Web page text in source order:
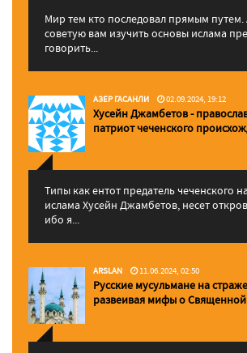
Мир тем кто последовал прямым путем.
советую вам изучить основы ислама
говорить...
АЗЕР ГАСАНЛИ 02.09.2024, 19:12
Хусейн Джамбетов -
патриот чеченского
Типы как ентот предатель чеченского
ислама Хусейн Джамбетов, несет
ибо я...
ARSLAN 11.06.2024, 02:50
Русские мусульмане на
pазвеивая мифы о